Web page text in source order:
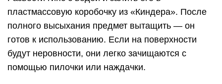
пластмассовую коробочку из «Киндера». После
полного высыхания предмет вытащить — он
готов к использованию. Если на поверхности
будут неровности, они легко зачищаются с
помощью пилочки или наждачки.